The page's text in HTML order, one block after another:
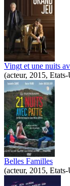
Vingt et une nuits
(acteur, 2015,
Belles Familles
(acteur, 2015,